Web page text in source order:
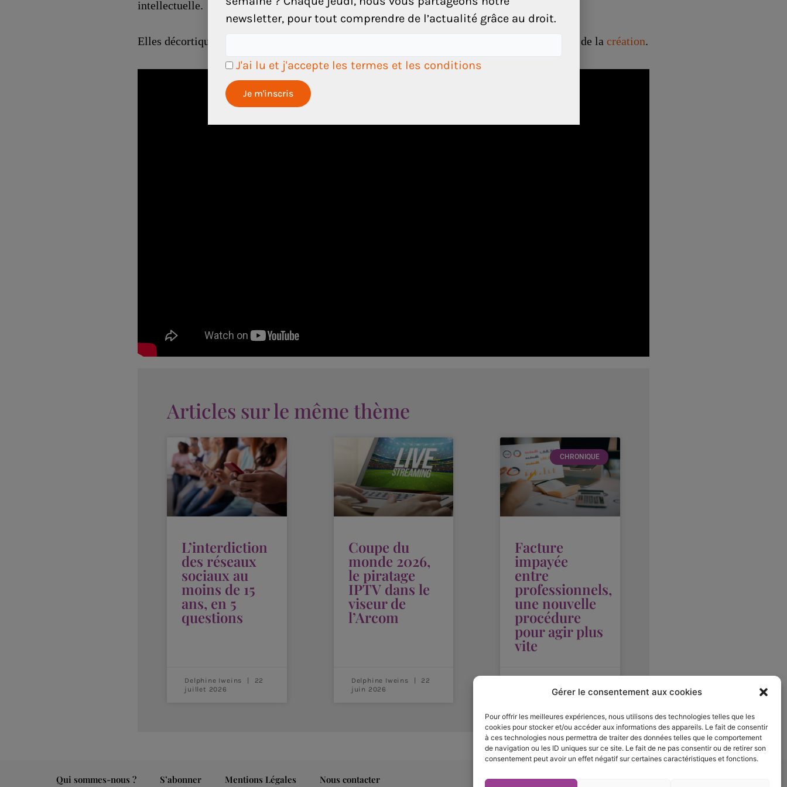
Gérer le consentement aux cookies
Pour offrir les meilleures expériences, nous utilisons des technologies telles que les
cookies pour stocker et/ou accéder aux informations des appareils. Le fait de consentir
à ces technologies nous permettra de traiter des données telles que le comportement
de navigation ou les ID uniques sur ce site. Le fait de ne pas consentir ou de retirer son
consentement peut avoir un effet négatif sur certaines caractéristiques et fonctions.
intellectuelle.
Elles décortiquent cette innovation et évoquent ses applications prometteuses dans le monde de lacréation.
Articles sur le même thème
L’interdiction
des réseaux
sociaux au
moins de 15
ans, en 5
questions
Delphine Iweins
22
juillet 2026
Coupe du
monde 2026,
le piratage
IPTV dans le
viseur de
l’Arcom
Delphine Iweins
22
juin 2026
CHRONIQUE
Facture
impayée
entre
professionnels,
une nouvelle
procédure
pour agir plus
vite
juin 2026
Qui sommes-nous ? S’abonner Mentions Légales Nous contacter
newsletter, pour tout comprendre de l’actualité grâce au droit.
J'ai lu et j'accepte les termes et les conditions